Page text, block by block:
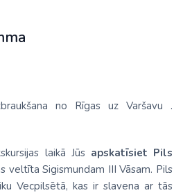
no Rīgas uz Varšavu .
laikā Jūs apskatīsiet Pils
veltīta Sigismundam III Vāsam. Pils
Vecpilsētā, kas ir slavena ar tās